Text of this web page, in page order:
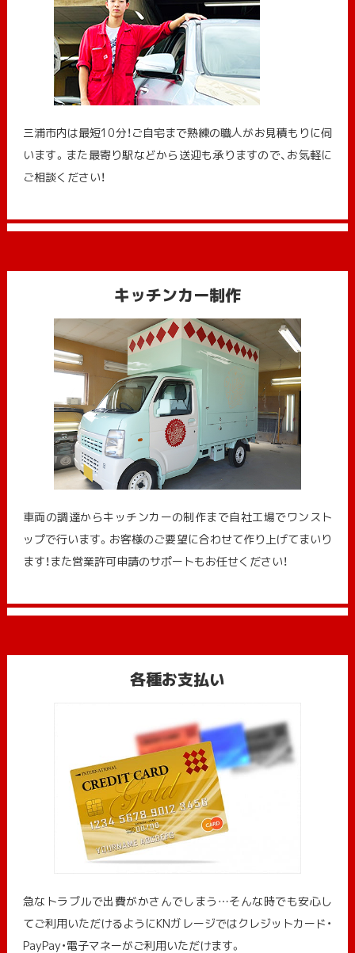
三浦市内は最短10分！ご自宅まで熟練の職人がお見積もりに伺
います。また最寄り駅などから送迎も承りますので、お気軽に
ご相談ください！
キッチンカー制作
車両の調達からキッチンカーの制作まで自社工場でワンスト
ップで行います。お客様のご要望に合わせて作り上げてまいり
ます！また営業許可申請のサポートもお任せください！
各種お支払い
急なトラブルで出費がかさんでしまう…そんな時でも安心し
てご利用いただけるようにKNガレージではクレジットカード・
PayPay・電子マネーがご利用いただけます。